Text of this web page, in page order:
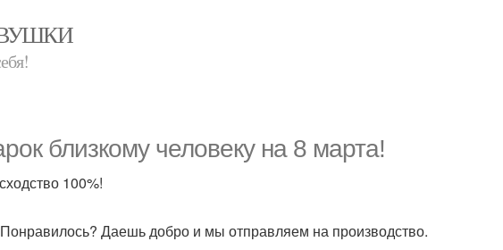
близкому человеку на 8 марта!
100%!
Даешь добро и мы отправляем на производство.